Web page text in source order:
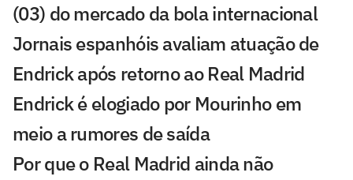
(03) do mercado da bola internacional
Jornais espanhóis avaliam atuação de
Endrick após retorno ao Real Madrid
Endrick é elogiado por Mourinho em
meio a rumores de saída
Por que o Real Madrid ainda não